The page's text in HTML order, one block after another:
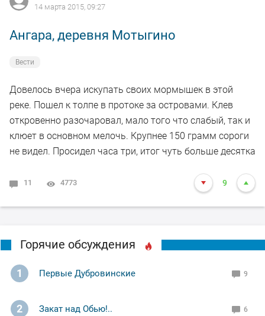
14 марта 2015, 09:27
Ангара, деревня Мотыгино
Вести
Довелось вчера искупать своих мормышек в этой
реке. Пошел к толпе в протоке за островами. Клев
откровенно разочаровал, мало того что слабый, так и
клюет в основном мелочь. Крупнее 150 грамм сороги
не видел. Просидел часа три, итог чуть больше десятка
11 4773 9
Горячие обсуждения
1 Первые Дубровинские 9
2 Закат над Обью!.. 6